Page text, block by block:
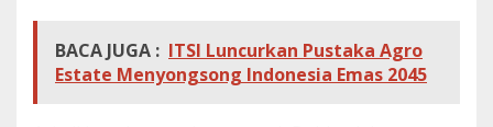
BACA JUGA : ITSI Luncurkan Pustaka Agro
Estate Menyongsong Indonesia Emas 2045